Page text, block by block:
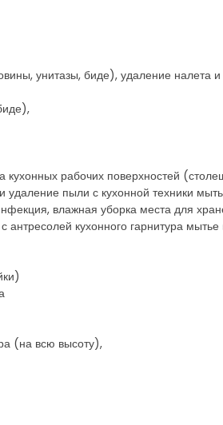
унитазы, биде), удаление
рабочих поверхностей
пыли с кухонной техники
влажная уборка места для
кухонного гарнитура мытье
(на всю высоту),